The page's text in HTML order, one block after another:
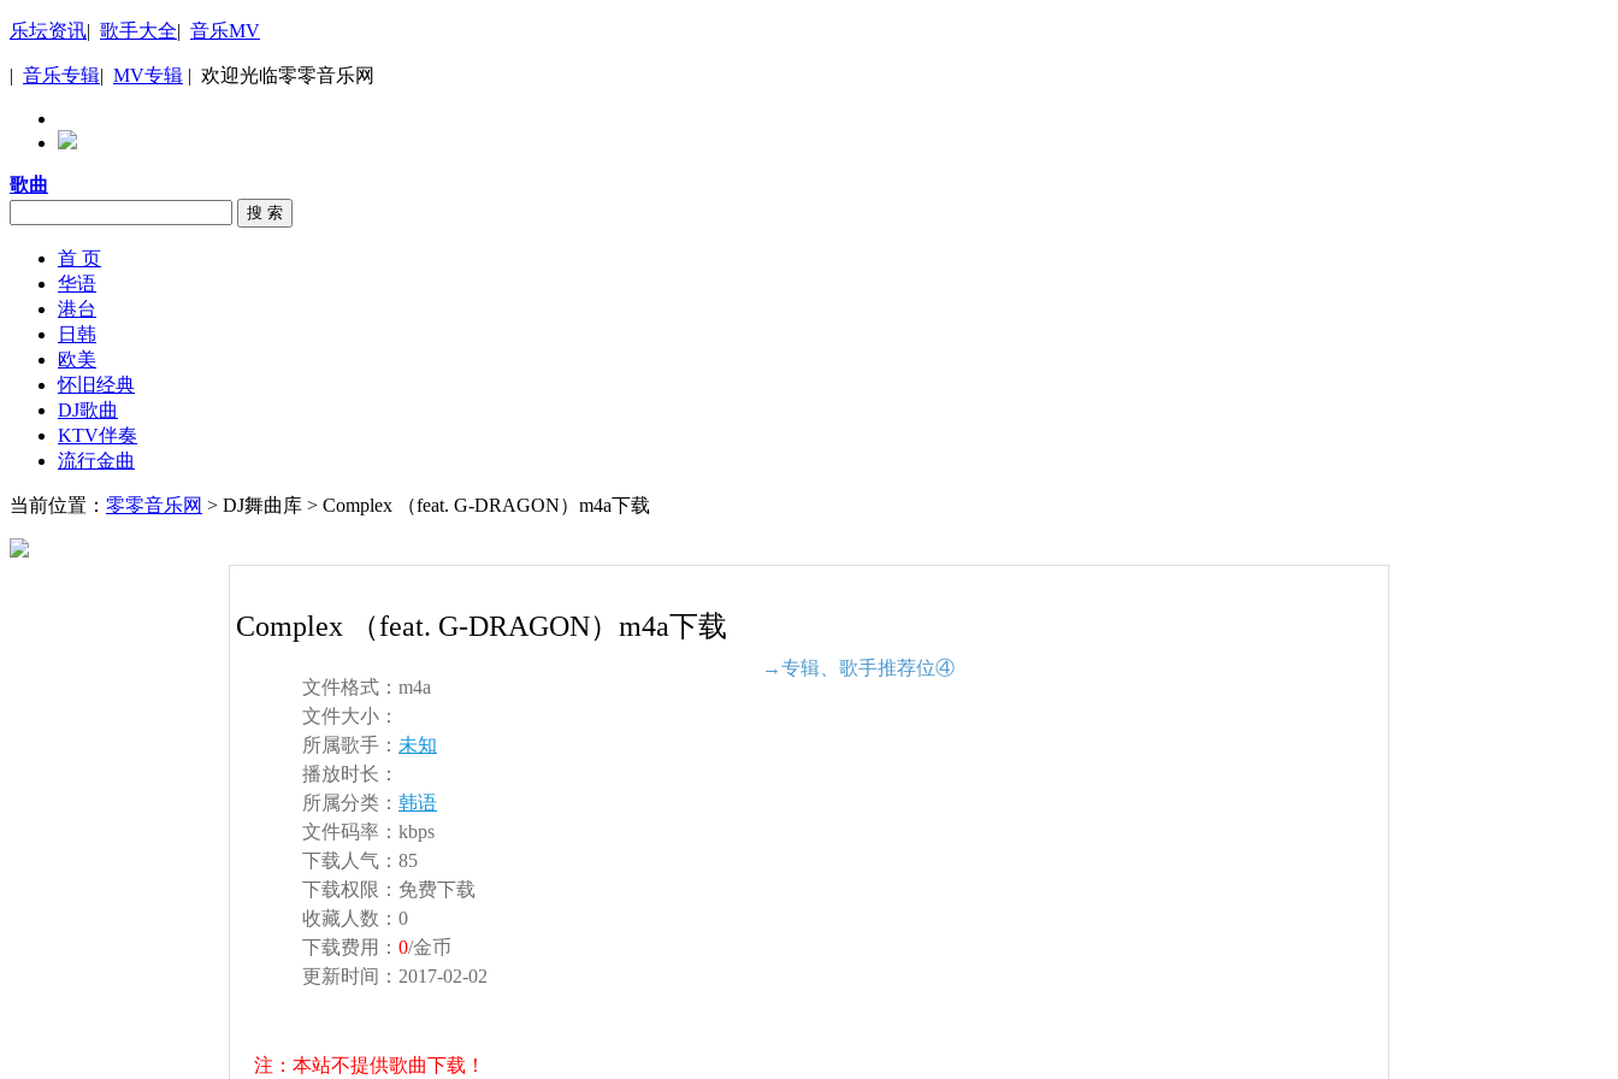
乐坛资讯| 歌手大全| 音乐MV
| 音乐专辑| MV专辑 | 欢迎光临零零音乐网
歌曲
搜 索
首 页
华语
港台
日韩
欧美
怀旧经典
DJ歌曲
KTV伴奏
流行金曲
当前位置： 零零音乐网 > DJ舞曲库 > Complex （feat. G-DRAGON）m4a下载
Complex （feat. G-DRAGON）m4a下载
→专辑、歌手推荐位④
文件格式： m4a
文件大小：
所属歌手： 未知
播放时长：
所属分类： 韩语
文件码率： kbps
下载人气： 85
下载权限： 免费下载
收藏人数： 0
下载费用： 0/金币
更新时间： 2017-02-02
注：本站不提供歌曲下载！